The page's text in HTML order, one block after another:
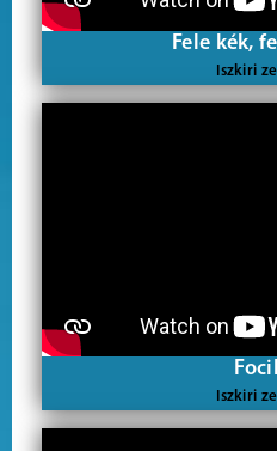
Fele kék,
Iszkiri
Iszkiri